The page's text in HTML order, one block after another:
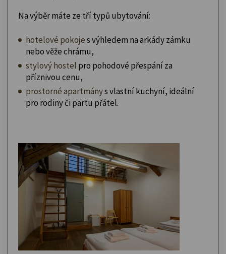
Na výběr máte ze tří typů ubytování:
hotelové pokojes výhledem na arkády zámku
nebo věže chrámu,
stylový hostel pro pohodové přespání za
příznivou cenu,
prostorné apartmánys vlastní kuchyní, ideální
pro rodiny či partu přátel.